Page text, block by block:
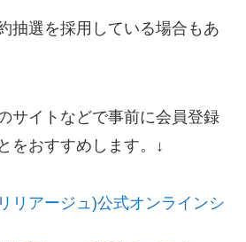
抽選を採用している場合もあ
サイトなどで事前に会員登録
をおすすめします。↓
リアージュ)公式オンラインシ